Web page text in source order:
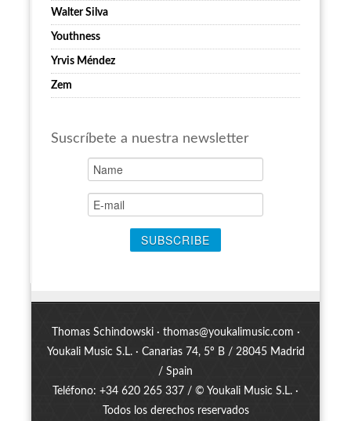
Walter Silva
Youthness
Yrvis Méndez
Zem
Suscríbete a nuestra newsletter
Thomas Schindowski · thomas@youkalimusic.com ·
Youkali Music S.L. · Canarias 74, 5º B / 28045 Madrid
/ Spain
Teléfono: +34 620 265 337 / © Youkali Music S.L. ·
Todos los derechos reservados